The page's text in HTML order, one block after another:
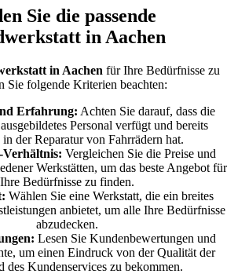
Sie die passende
in Aachen
in Aachen für Ihre Bedürfnisse zu
Sie folgende Kriterien beachten:
Erfahrung: Achten Sie darauf, dass die
Personal verfügt und bereits
der Reparatur von Fahrrädern hat.
Verhältnis: Vergleichen Sie die Preise und
Werkstätten, um das beste Angebot für
Ihre Bedürfnisse zu finden.
Wählen Sie eine Werkstatt, die ein breites
anbietet, um alle Ihre Bedürfnisse
abzudecken.
Lesen Sie Kundenbewertungen und
um einen Eindruck von der Qualität der
des Kundenservices zu bekommen.